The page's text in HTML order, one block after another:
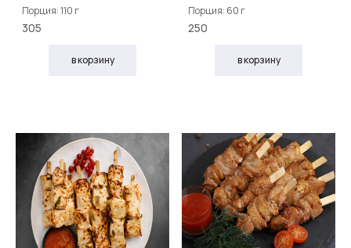
Порция: 110 г
305
в корзину
Порция: 60 г
250
в корзину